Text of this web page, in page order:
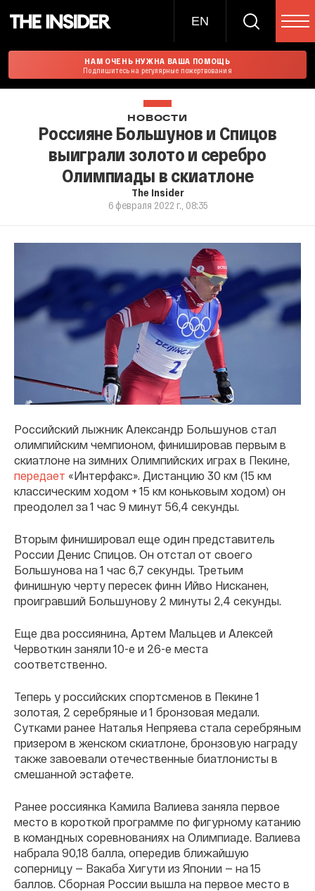
EN
НАМ ОЧЕНЬ НУЖНА ВАША ПОМОЩЬ
Подпишитесь на регулярные пожертвования
НОВОСТИ
Россияне Большунов и Спицов
выиграли золото и серебро
Олимпиады в скиатлоне
The Insider
6 февраля 2022 г., 08:35
Российский лыжник Александр Большунов стал
олимпийским чемпионом, финишировав первым в
скиатлоне на зимних Олимпийских играх в Пекине,
передает «Интерфакс». Дистанцию 30 км (15 км
классическим ходом + 15 км коньковым ходом) он
преодолел за 1 час 9 минут 56,4 секунды.
Вторым финишировал еще один представитель
России Денис Спицов. Он отстал от своего
Большунова на 1 час 6,7 секунды. Третьим
финишную черту пересек финн Ийво Нисканен,
проигравший Большунову 2 минуты 2,4 секунды.
Еще два россиянина, Артем Мальцев и Алексей
Червоткин заняли 10-е и 26-е места
соответственно.
Теперь у российских спортсменов в Пекине 1
золотая, 2 серебряные и 1 бронзовая медали.
Сутками ранее Наталья Непряева стала серебряным
призером в женском скиатлоне, бронзовую награду
также завоевали отечественные биатлонисты в
смешанной эстафете.
Ранее россиянка Камила Валиева заняла первое
место в короткой программе по фигурному катанию
в командных соревнованиях на Олимпиаде. Валиева
набрала 90,18 балла, опередив ближайшую
соперницу — Вакаба Хигути из Японии — на 15
баллов. Сборная России вышла на первое место в